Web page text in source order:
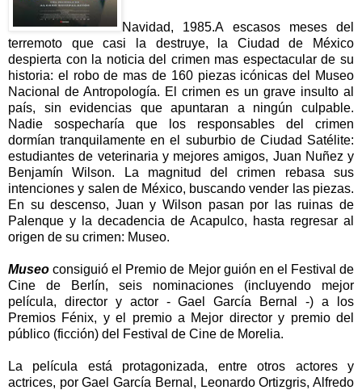
Navidad, 1985.A escasos meses del
terremoto que casi la destruye, la Ciudad de México
despierta con la noticia del crimen mas espectacular de su
historia: el robo de mas de 160 piezas icónicas del Museo
Nacional de Antropología. El crimen es un grave insulto al
país, sin evidencias que apuntaran a ningún culpable.
Nadie sospecharía que los responsables del crimen
dormían tranquilamente en el suburbio de Ciudad Satélite:
estudiantes de veterinaria y mejores amigos, Juan Nuñez y
Benjamín Wilson. La magnitud del crimen rebasa sus
intenciones y salen de México, buscando vender las piezas.
En su descenso, Juan y Wilson pasan por las ruinas de
Palenque y la decadencia de Acapulco, hasta regresar al
origen de su crimen: Museo.
Museo consiguió el Premio de Mejor guión en el Festival de
Cine de Berlín, seis nominaciones (incluyendo mejor
película, director y actor - Gael García Bernal -) a los
Premios Fénix, y el premio a Mejor director y premio del
público (ficción) del Festival de Cine de Morelia.
La película está protagonizada, entre otros actores y
actrices, por Gael García Bernal, Leonardo Ortizgris, Alfredo